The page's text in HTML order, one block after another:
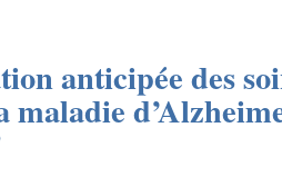
anticipée des
maladie